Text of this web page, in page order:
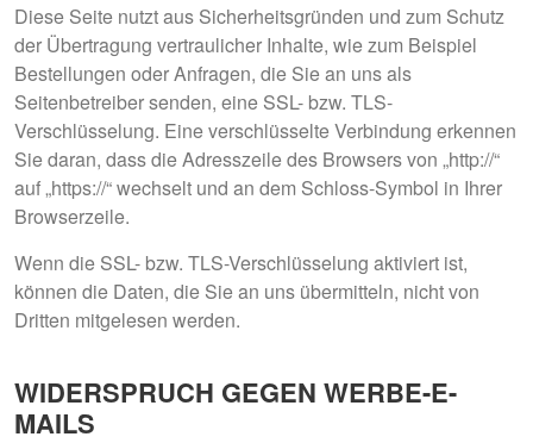
Diese Seite nutzt aus Sicherheitsgründen und zum Schutz
der Übertragung vertraulicher Inhalte, wie zum Beispiel
Bestellungen oder Anfragen, die Sie an uns als
Seitenbetreiber senden, eine SSL- bzw. TLS-
Verschlüsselung. Eine verschlüsselte Verbindung erkennen
Sie daran, dass die Adresszeile des Browsers von „http://“
auf „https://“ wechselt und an dem Schloss-Symbol in Ihrer
Browserzeile.
Wenn die SSL- bzw. TLS-Verschlüsselung aktiviert ist,
können die Daten, die Sie an uns übermitteln, nicht von
Dritten mitgelesen werden.
WIDERSPRUCH GEGEN WERBE-E-
MAILS